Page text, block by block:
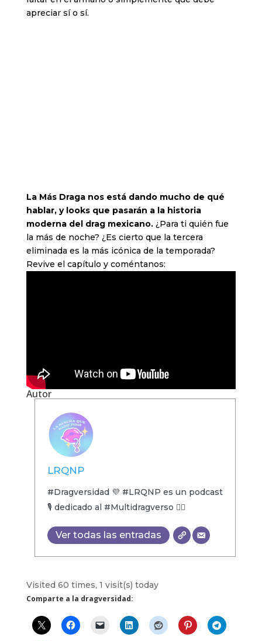
apreciar sí o sí.
La Más Draga nos está dando mucho de qué
hablar, y looks que pasarán a la historia
moderna del drag mexicano. ¿Para ti quién fue
la más de noche? ¿Es cierto que la tercera
eliminada es la más icónica de la temporada?
Revive el capítulo y coméntanos:
Autor
LRQNP
#Dragversidad 💜 #LRQNP es un podcast
🎙 dedicado al #Multidragverso 🏳️‍🌈
Ver todas las entradas
Visited 60 times, 1 visit(s) today
Comparte a la dragversidad: